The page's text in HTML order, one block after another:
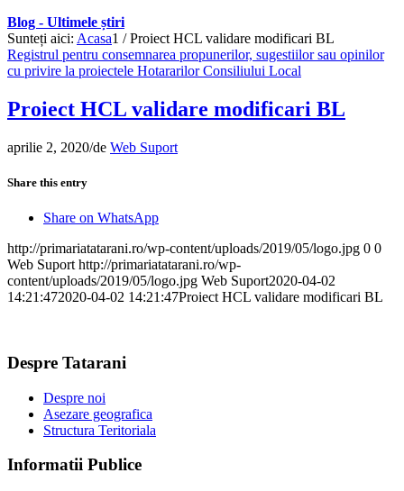
Blog - Ultimele știri
Sunteți aici: Acasa1 / Proiect HCL validare modificari BL
Registrul pentru consemnarea propunerilor, sugestiilor sau opinilor
cu privire la proiectele Hotararilor Consiliului Local
Proiect HCL validare modificari BL
aprilie 2, 2020/de Web Suport
Share this entry
Share on WhatsApp
http://primariatatarani.ro/wp-content/uploads/2019/05/logo.jpg 0 0
Web Suport http://primariatatarani.ro/wp-
content/uploads/2019/05/logo.jpg Web Suport2020-04-02
14:21:472020-04-02 14:21:47Proiect HCL validare modificari BL
Despre Tatarani
Despre noi
Asezare geografica
Structura Teritoriala
Informatii Publice